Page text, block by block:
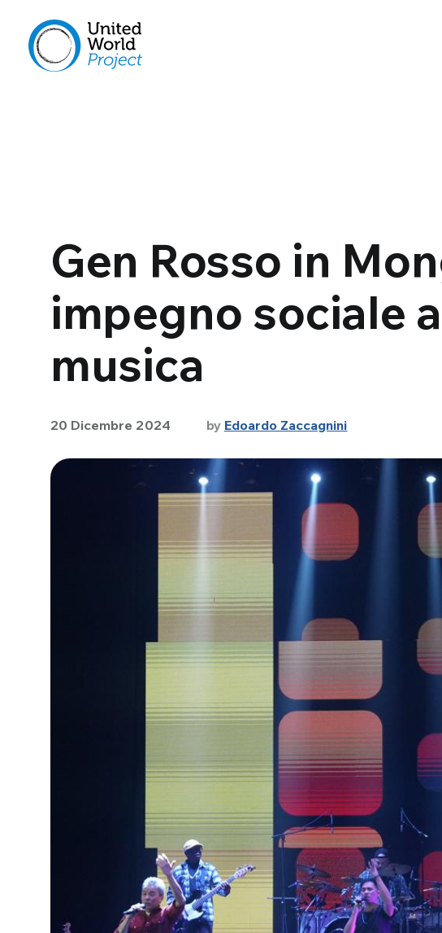
Gen Rosso in
impegno sociale
musica
20 Dicembre 2024 by Edoardo Zaccagnini